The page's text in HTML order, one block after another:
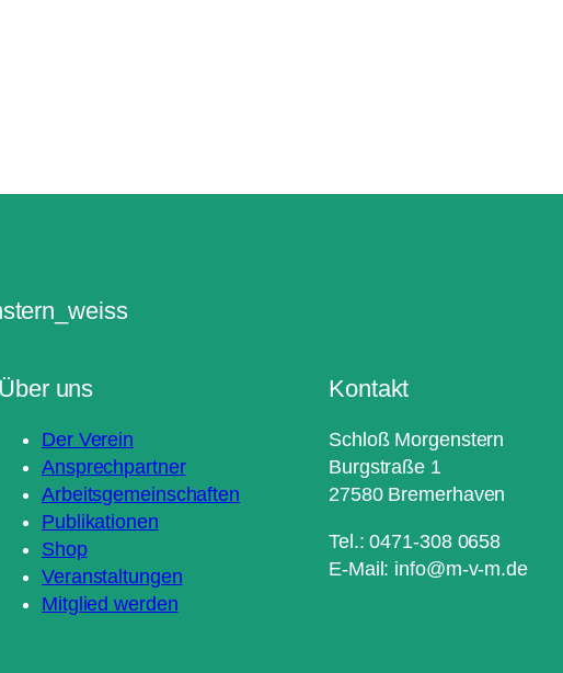
Über uns
Der Verein
Ansprechpartner
Arbeitsgemeinschaften
Publikationen
Shop
Veranstaltungen
Mitglied werden
Kontakt
Schloß Morgenstern
Burgstraße 1
27580 Bremerhaven
Tel.: 0471-308 0658
E-Mail: info@m-v-m.de